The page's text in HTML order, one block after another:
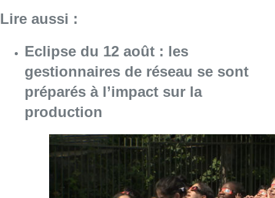
Lire aussi :
Eclipse du 12 août : les
gestionnaires de réseau se sont
préparés à l’impact sur la
production